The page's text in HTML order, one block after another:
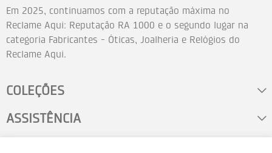
Em 2025, continuamos com a reputação máxima no
Reclame Aqui: Reputação RA 1000 e o segundo lugar na
categoria Fabricantes - Óticas, Joalheria e Relógios do
Reclame Aqui.
COLEÇÕES
ASSISTÊNCIA